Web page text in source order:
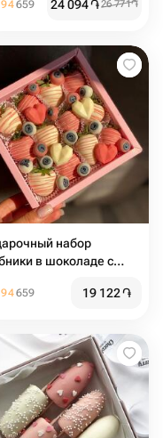
659 24 094֏26 771֏
набор
в шоколаде с
659 19 122֏